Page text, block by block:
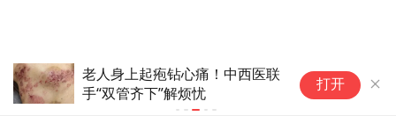
人身上起疱钻心痛！中西医联
“双管齐下”解烦忧
高温湿热当心
武汉专家提醒
打开